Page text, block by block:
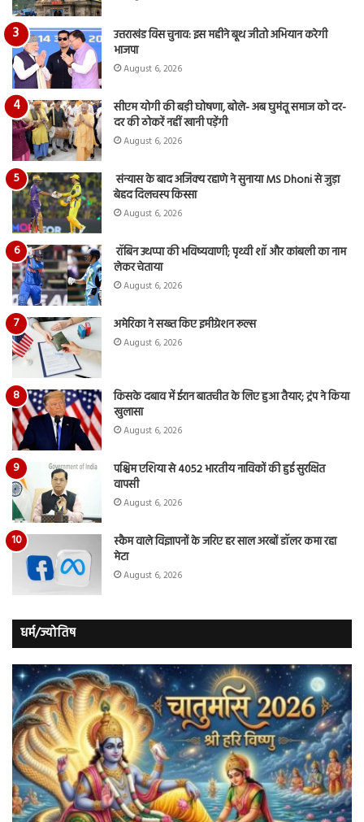
उत्तराखंड विस चुनाव: इस महीने बूथ जीतो अभियान करेगी
भाजपा
August 6, 2026
सीएम योगी की बड़ी घोषणा, बोले- अब घुमंतू समाज को दर-
दर की ठोकरें नहीं खानी पड़ेंगी
August 6, 2026
संन्यास के बाद अजिंक्‍य रहाणे ने सुनाया MS Dhoni से जुड़ा
बेहद दिलचस्प किस्सा
August 6, 2026
रॉबिन उथप्पा की भविष्यवाणी; पृथ्वी शॉ और कांबली का नाम
लेकर चेताया
August 6, 2026
अमेरिका ने सख्त किए इमीग्रेशन रूल्स
August 6, 2026
किसके दबाव में ईरान बातचीत के लिए हुआ तैयार; ट्रंप ने किया
खुलासा
August 6, 2026
पश्चिम एशिया से 4052 भारतीय नाविकों की हुई सुरक्षित
वापसी
August 6, 2026
स्कैम वाले विज्ञापनों के जरिए हर साल अरबों डॉलर कमा रहा
मेटा
August 6, 2026
धर्म/ज्योतिष